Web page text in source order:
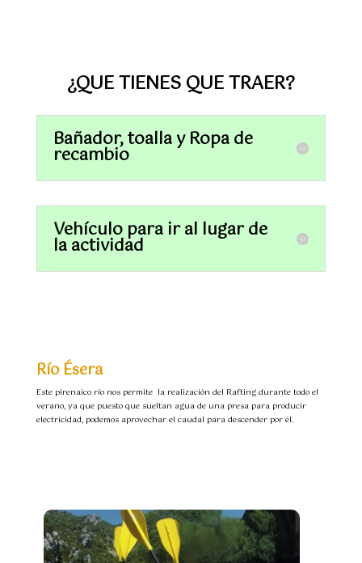
¿QUE TIENES QUE TRAER?
Bañador, toalla y Ropa de
recambio
Vehículo para ir al lugar de
la actividad
Río Ésera
Este pirenaico río nos permite la realización del Rafting durante todo el
verano, ya que puesto que sueltan agua de una presa para producir
electricidad, podemos aprovechar el caudal para descender por él.